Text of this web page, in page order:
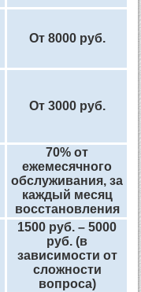
От 8000 руб.
От 3000 руб.
70% от
ежемесячного
обслуживания, за
каждый месяц
восстановления
1500 руб. – 5000
руб. (в
зависимости от
сложности
вопроса)